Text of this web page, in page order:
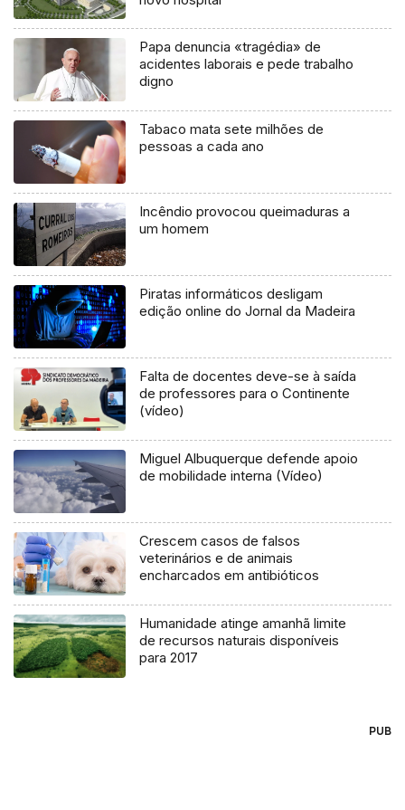
Papa denuncia «tragédia» de
acidentes laborais e pede trabalho
digno
Tabaco mata sete milhões de
pessoas a cada ano
Incêndio provocou queimaduras a
um homem
Piratas informáticos desligam
edição online do Jornal da Madeira
Falta de docentes deve-se à saída
de professores para o Continente
(vídeo)
Miguel Albuquerque defende apoio
de mobilidade interna (Vídeo)
Crescem casos de falsos
veterinários e de animais
encharcados em antibióticos
Humanidade atinge amanhã limite
de recursos naturais disponíveis
para 2017
PUB